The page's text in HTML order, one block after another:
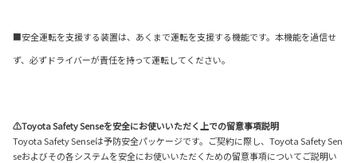
■安全運転を支援する装置は、あくまで運転を支援する機能です。本機能を過信せ
ず、必ずドライバーが責任を持って運転してください。
⚠Toyota Safety Senseを安全にお使いいただく上での留意事項説明
Toyota Safety Senseは予防安全パッケージです。ご契約に際し、Toyota Safety Sen
seおよびその各システムを安全にお使いいただくための留意事項についてご説明い